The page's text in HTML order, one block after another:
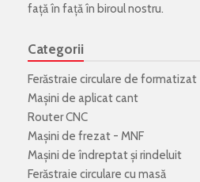
față în față în biroul nostru.
Categorii
Ferăstraie circulare de formatizat
Mașini de aplicat cant
Router CNC
Mașini de frezat - MNF
Mașini de îndreptat și rindeluit
Ferăstraie circulare cu masă